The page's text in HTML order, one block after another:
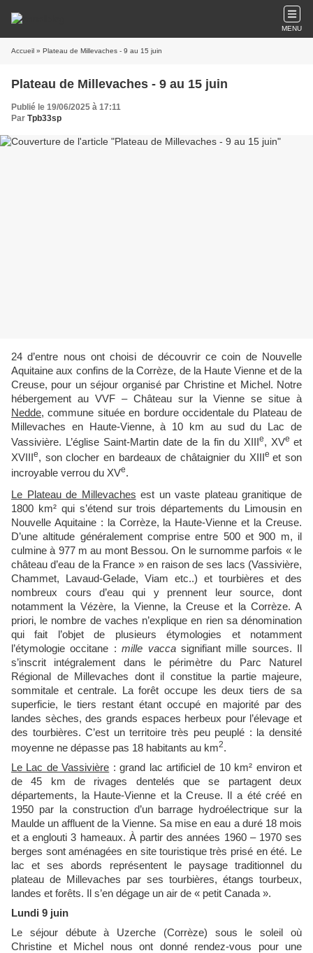
MENU
Accueil » Plateau de Millevaches - 9 au 15 juin
Plateau de Millevaches - 9 au 15 juin
Publié le 19/06/2025 à 17:11
Par Tpb33sp
24 d’entre nous ont choisi de découvrir ce coin de Nouvelle
Aquitaine aux confins de la Corrèze, de la Haute Vienne et de la
Creuse, pour un séjour organisé par Christine et Michel. Notre
hébergement au VVF – Château sur la Vienne se situe à
Nedde, commune située en bordure occidentale du Plateau de
Millevaches en Haute-Vienne, à 10 km au sud du Lac de
Vassivière. L’église Saint-Martin date de la fin du XIII e, XVe et
XVIII e, son clocher en bardeaux de châtaignier du XIII e et son
incroyable verrou du XVe.
Le Plateau de Millevaches est un vaste plateau granitique de
1800 km² qui s’étend sur trois départements du Limousin en
Nouvelle Aquitaine : la Corrèze, la Haute-Vienne et la Creuse.
D’une altitude généralement comprise entre 500 et 900 m, il
culmine à 977 m au mont Bessou. On le surnomme parfois « le
château d’eau de la France » en raison de ses lacs (Vassivière,
Chammet, Lavaud-Gelade, Viam etc..) et tourbières et des
nombreux cours d’eau qui y prennent leur source, dont
notamment la Vézère, la Vienne, la Creuse et la Corrèze. A
priori, le nombre de vaches n’explique en rien sa dénomination
qui fait l’objet de plusieurs étymologies et notamment
l’étymologie occitane :mille vacca signifiant mille sources. Il
s’inscrit intégralement dans le périmètre du Parc Naturel
Régional de Millevaches dont il constitue la partie majeure,
sommitale et centrale. La forêt occupe les deux tiers de sa
superficie, le tiers restant étant occupé en majorité par des
landes sèches, des grands espaces herbeux pour l’élevage et
des tourbières. C’est un territoire très peu peuplé : la densité
moyenne ne dépasse pas 18 habitants au km2.
Le Lac de Vassivière : grand lac artificiel de 10 km² environ et
de 45 km de rivages dentelés que se partagent deux
départements, la Haute-Vienne et la Creuse. Il a été créé en
1950 par la construction d’un barrage hydroélectrique sur la
Maulde un affluent de la Vienne. Sa mise en eau a duré 18 mois
et a englouti 3 hameaux. À partir des années 1960 – 1970 ses
berges sont aménagées en site touristique très prisé en été. Le
lac et ses abords représentent le paysage traditionnel du
plateau de Millevaches par ses tourbières, étangs tourbeux,
landes et forêts. Il s’en dégage un air de « petit Canada ».
Lundi 9 juin
Le séjour débute à Uzerche (Corrèze) sous le soleil où
Christine et Michel nous ont donné rendez-vous pour une